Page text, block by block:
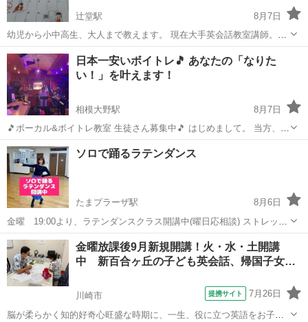
辻堂駅
8月7日
幼児から小中高生、大人まで教えます。 現在大手英会話教室講師。講
師歴１５年。 アメリカ滞在５年、他シンガポールなど５年。計１１
年。 アメリカで３人の子供を現地の学校にそれぞれ通わせた経験から
英語の習得を見てきま...
神奈川 藤沢市 辻堂駅 英検 1級
日本一安いボイトレ🎵 あなたの「なりた
い！」を叶えます！
相模大野駅
8月7日
🎵ボーカル&ボイトレ教室 生徒さん募集中🎵 はじめまして。 当方、町
田をメインに運営しておりますボーカル&ボイトレ教室
「STAR☆PEOPLE」と申します。 当教室では ・歌が上手くなりたい
・高音が楽に出るようにな...
神奈川 相模原市 相模大野駅 ボーカル
ソロで踊るラテンダンス
たまプラーザ駅
8月6日
金曜 19:00より、ラテンダンスクラス開講中(曜日応相談) ストレッ
チ、基礎練習から始めて簡単な振り付けへと進んでいきます。 キュー
バンルンバ、チャチャチャ、サンバなどのラテン音楽で汗を流しまし
ょう ラテンダンスは腰をたく...
神奈川 横浜市 たまプラーザ駅 ラテンダンス ラテン
金曜放課後9月新規開講！火・水・土開講
中 新百合ヶ丘の子ども英会話、帰国子女
川崎市 提携サイト 7月26日
脳が柔らかく知的好奇心旺盛な時期に、一生、役に立つ英語をお子様